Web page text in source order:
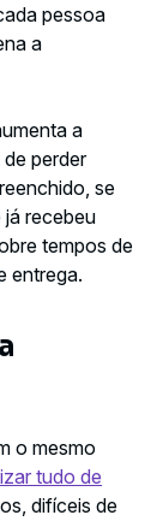
pessoa
a
a
perder
se
recebeu
tempos de
entrega.
o mesmo
tudo de
difíceis de